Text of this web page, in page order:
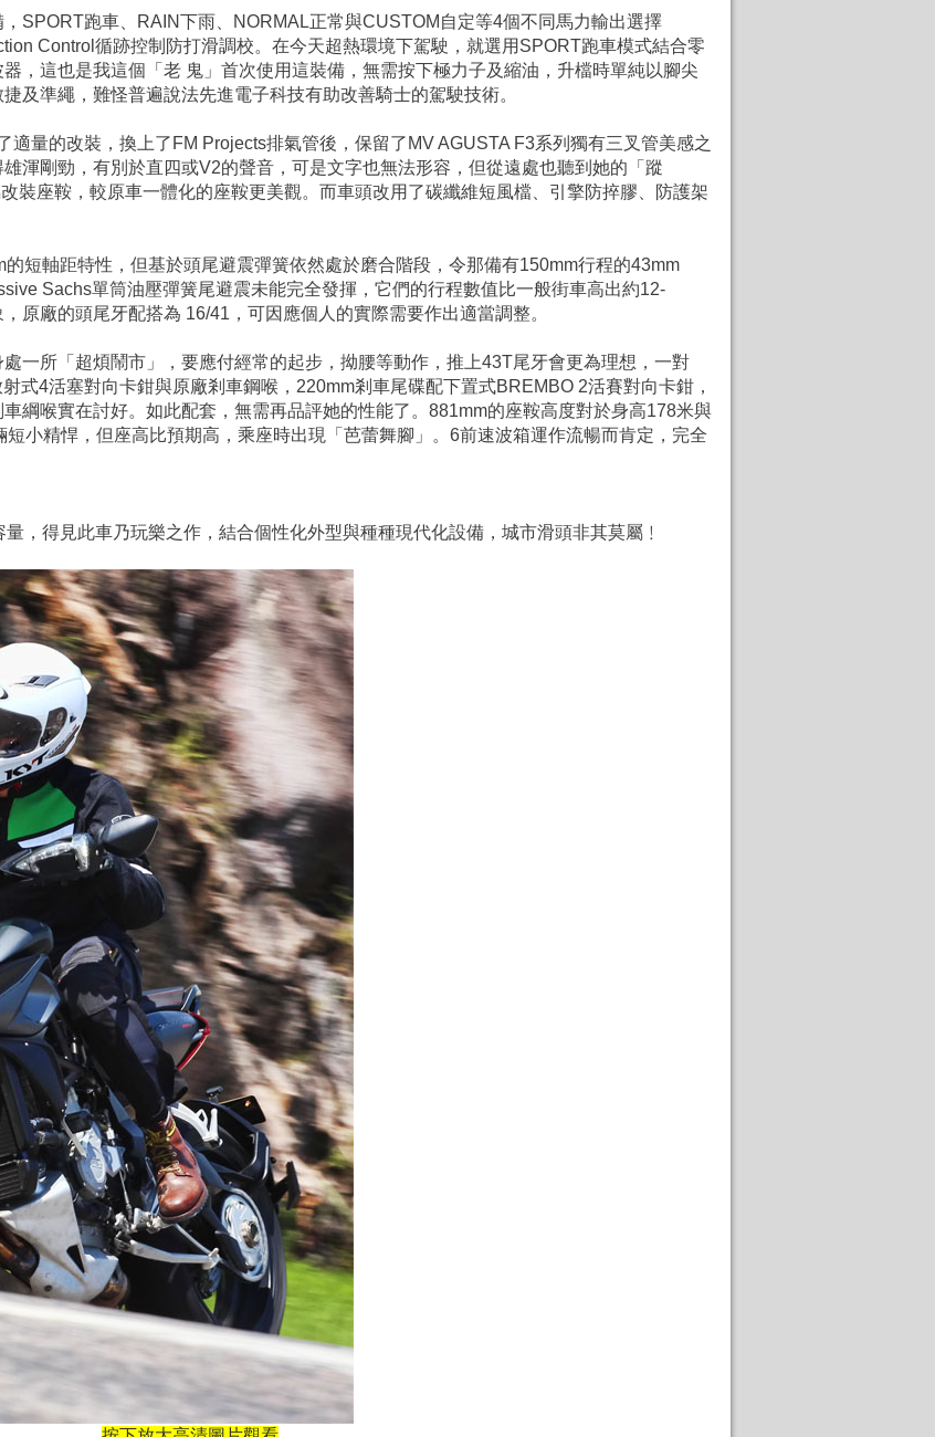
SPORT跑車、RAIN下雨、NORMAL正常與CUSTOM自定等4個不同馬力輸出選擇
Control循跡控制防打滑調校。在今天超熱環境下駕駛，就選用SPORT跑車模式結合零
，這也是我這個「老 鬼」首次使用這裝備，無需按下極力子及縮油，升檔時單純以腳尖
及準繩，難怪普遍說法先進電子科技有助改善騎士的駕駛技術。
適量的改裝，換上了FM Projects排氣管後，保留了MV AGUSTA F3系列獨有三叉管美感之
渾剛勁，有別於直四或V2的聲音，可是文字也無法形容，但從遠處也聽到她的「蹤
裝座鞍，較原車一體化的座鞍更美觀。而車頭改用了碳纖維短風檔、引擎防捽膠、防護架
短軸距特性，但基於頭尾避震彈簧依然處於磨合階段，令那備有150mm行程的43mm
Sachs單筒油壓彈簧尾避震未能完全發揮，它們的行程數值比一般街車高出約12-
原廠的頭尾牙配搭為 16/41，可因應個人的實際需要作出適當調整。
一所「超煩鬧市」，要應付經常的起步，拗腰等動作，推上43T尾牙會更為理想，一對
式4活塞對向卡鉗與原廠剎車鋼喉，220mm剎車尾碟配下置式BREMBO 2活賽對向卡鉗，
綱喉實在討好。如此配套，無需再品評她的性能了。881mm的座鞍高度對於身高178米與
小精悍，但座高比預期高，乘座時出現「芭蕾舞腳」。6前速波箱運作流暢而肯定，完全
，得見此車乃玩樂之作，結合個性化外型與種種現代化設備，城市滑頭非其莫屬﹗